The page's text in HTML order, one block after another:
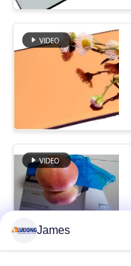
James